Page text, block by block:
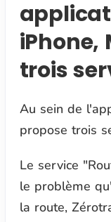
iPhone,
trois
Au sein de
propose trois
Le service
le problème
la route,